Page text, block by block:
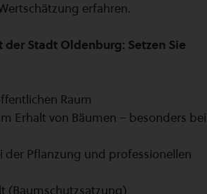
erfahren.
Stadt Oldenburg: Setzen Sie
Raum
Erhalt von Bäumen – besonders bei
Pflanzung und professionellen
(Baumschutzsatzung)